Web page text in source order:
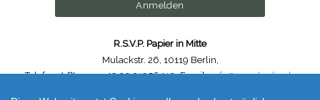
R.S.V.P. Papier in Mitte
Mulackstr. 26 10119 Berlin
Telefon /Phone: ++49.30.31956410,Email :info@rsvp-berlin.de